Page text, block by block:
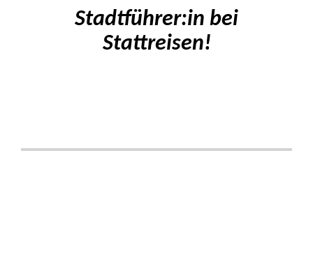
Stadtführer:in bei
Stattreisen!